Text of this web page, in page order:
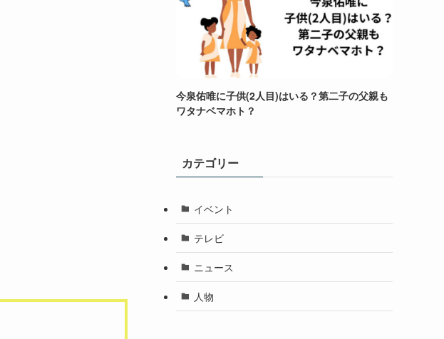
今泉佑唯に子供(2人目)はいる？第二子の父親も
ワタナベマホト？
カテゴリー
イベント
テレビ
ニュース
人物